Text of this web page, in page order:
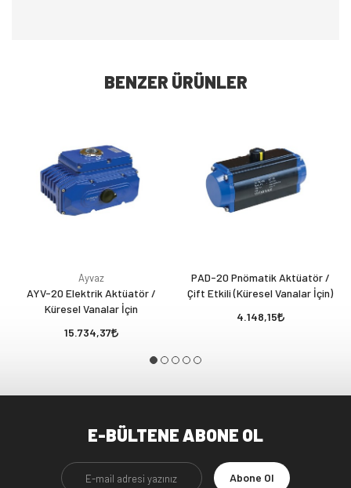
BENZER ÜRÜNLER
Ayvaz
AYV-20 Elektrik Aktüatör /
Küresel Vanalar İçin
15.734,37
PAD-20 Pnömatik Aktüatör /
Çift Etkili (Küresel Vanalar İçin)
4.148,15
E-BÜLTENE ABONE OL
Abone Ol